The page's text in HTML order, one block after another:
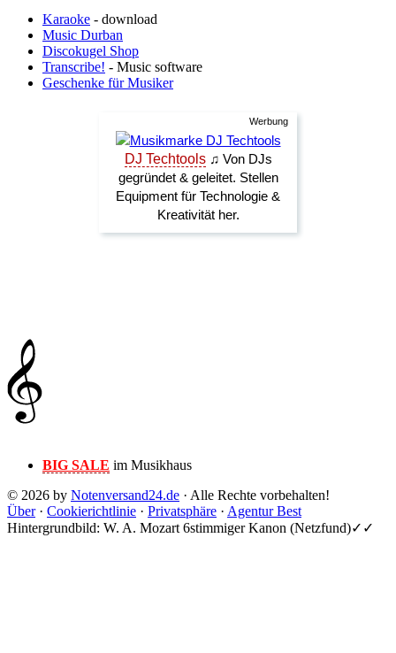
Karaoke - download
Music Durban
Discokugel Shop
Transcribe! - Music software
Geschenke für Musiker
BIG SALE im Musikhaus
© 2026 by Notenversand24.de · Alle Rechte vorbehalten!
Über· Cookierichtlinie · Privatsphäre · Agentur Best
Hintergrundbild: W. A. Mozart 6stimmiger Kanon (Netzfund)✓✓